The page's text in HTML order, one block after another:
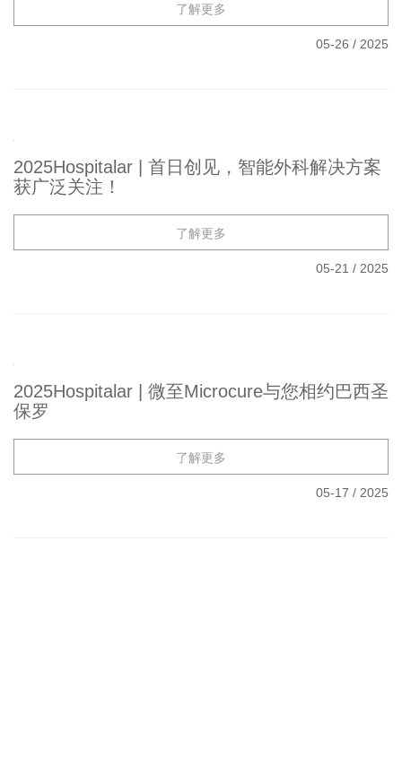
了解更多
05-26 / 2025
2025Hospitalar | 首日创见，智能外科解决方案
获广泛关注！
了解更多
05-21 / 2025
2025Hospitalar | 微至Microcure与您相约巴西圣
保罗
了解更多
05-17 / 2025